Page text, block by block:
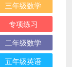
三年级数学
专项练习
二年级数学
五年级英语